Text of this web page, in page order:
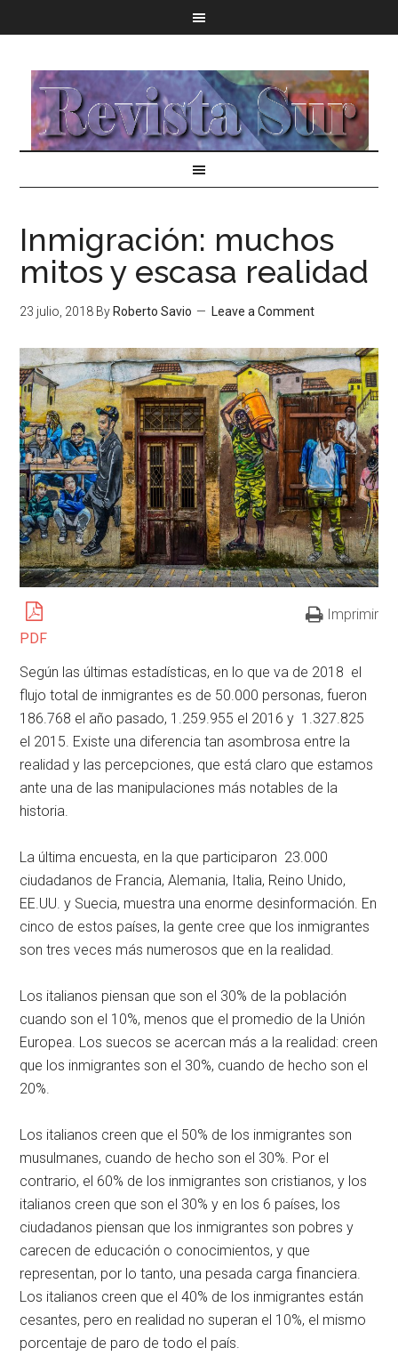
Inmigración: muchos
mitos y escasa realidad
23 julio, 2018 By Roberto Savio Leave a Comment
PDF
Imprimir
Según las últimas estadísticas, en lo que va de 2018 el
flujo total de inmigrantes es de 50.000 personas, fueron
186.768 el año pasado, 1.259.955 el 2016 y 1.327.825
el 2015. Existe una diferencia tan asombrosa entre la
realidad y las percepciones, que está claro que estamos
ante una de las manipulaciones más notables de la
historia.
La última encuesta, en la que participaron 23.000
ciudadanos de Francia, Alemania, Italia, Reino Unido,
EE.UU. y Suecia, muestra una enorme desinformación. En
cinco de estos países, la gente cree que los inmigrantes
son tres veces más numerosos que en la realidad.
Los italianos piensan que son el 30% de la población
cuando son el 10%, menos que el promedio de la Unión
Europea. Los suecos se acercan más a la realidad: creen
que los inmigrantes son el 30%, cuando de hecho son el
20%.
Los italianos creen que el 50% de los inmigrantes son
musulmanes, cuando de hecho son el 30%. Por el
contrario, el 60% de los inmigrantes son cristianos, y los
italianos creen que son el 30% y en los 6 países, los
ciudadanos piensan que los inmigrantes son pobres y
carecen de educación o conocimientos, y que
representan, por lo tanto, una pesada carga financiera.
Los italianos creen que el 40% de los inmigrantes están
cesantes, pero en realidad no superan el 10%, el mismo
porcentaje de paro de todo el país.